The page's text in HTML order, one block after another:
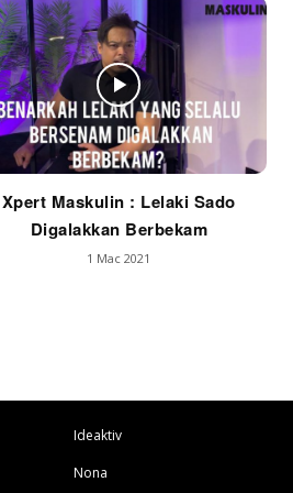
Xpert Maskulin : Lelaki Sado
Digalakkan Berbekam
1 Mac 2021
Ideaktiv
Nona